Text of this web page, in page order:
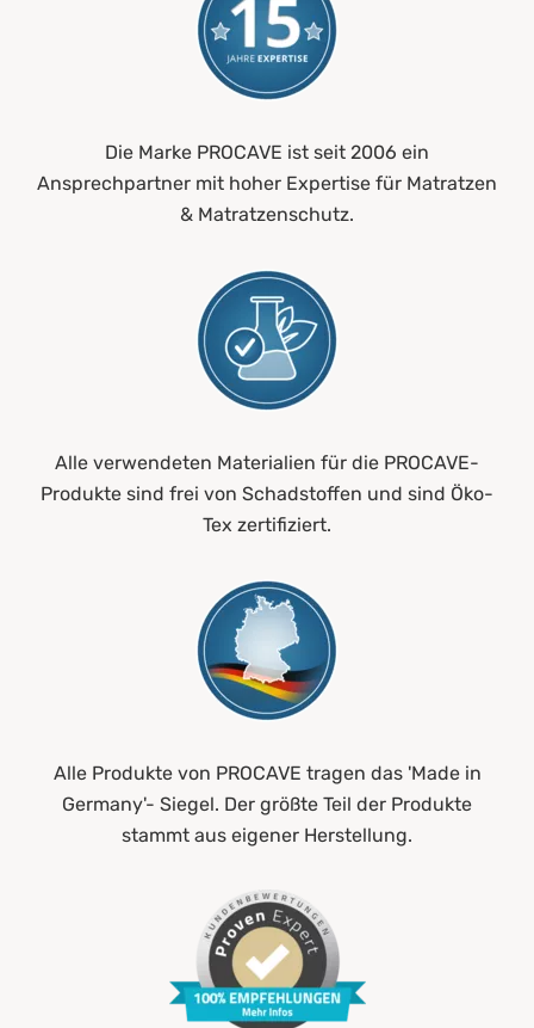
Die Marke PROCAVE ist seit 2006 ein
Ansprechpartner mit hoher Expertise für Matratzen
& Matratzenschutz.
Alle verwendeten Materialien für die PROCAVE-
Produkte sind frei von Schadstoffen und sind Öko-
Tex zertifiziert.
Alle Produkte von PROCAVE tragen das 'Made in
Germany'- Siegel. Der größte Teil der Produkte
stammt aus eigener Herstellung.